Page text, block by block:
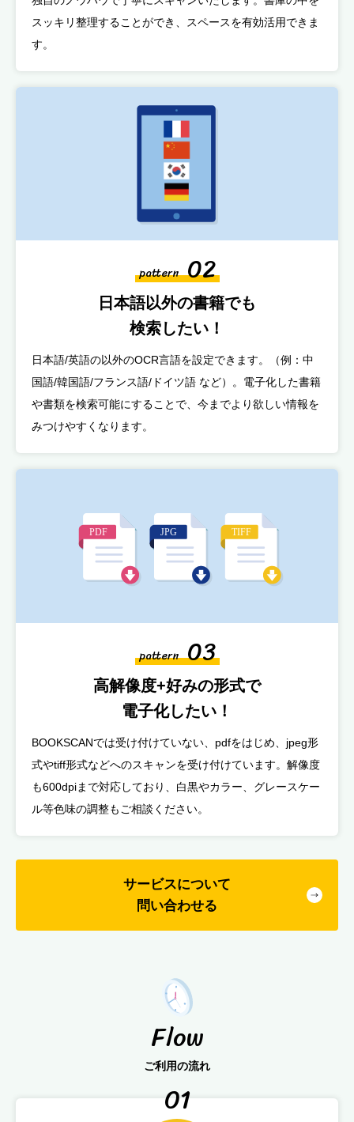
スッキリ整理することができ、スペースを有効活用できま
す。
pattern 02
日本語以外の書籍でも
検索したい！
日本語/英語の以外のOCR言語を設定できます。（例：中
国語/韓国語/フランス語/ドイツ語 など）。電子化した書籍
や書類を検索可能にすることで、今までより欲しい情報を
みつけやすくなります。
pattern 03
高解像度+好みの形式で
電子化したい！
BOOKSCANでは受け付けていない、pdfをはじめ、jpeg形
式やtiff形式などへのスキャンを受け付けています。解像度
も600dpiまで対応しており、白黒やカラー、グレースケー
ル等色味の調整もご相談ください。
サービスについて
問い合わせる
Flow
ご利用の流れ
01